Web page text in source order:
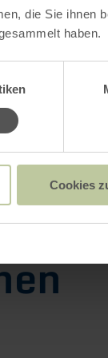
die Sie ihnen
haben.
Cookies
zu einem